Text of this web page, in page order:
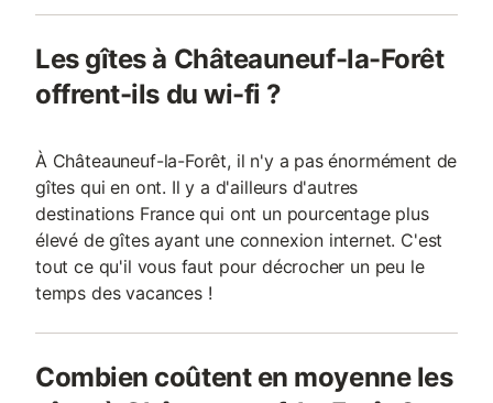
Les gîtes à Châteauneuf-la-Forêt
offrent-ils du wi-fi ?
À Châteauneuf-la-Forêt, il n'y a pas énormément de
gîtes qui en ont. Il y a d'ailleurs d'autres
destinations France qui ont un pourcentage plus
élevé de gîtes ayant une connexion internet. C'est
tout ce qu'il vous faut pour décrocher un peu le
temps des vacances !
Combien coûtent en moyenne les